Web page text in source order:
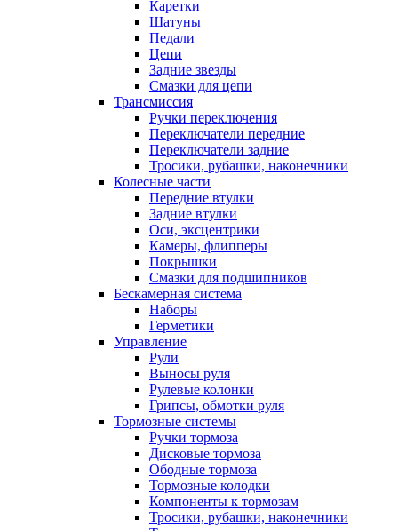
Каретки
Шатуны
Педали
Цепи
Задние звезды
Смазки для цепи
Трансмиссия
Ручки переключения
Переключатели передние
Переключатели задние
Тросики, рубашки, наконечники
Колесные части
Передние втулки
Задние втулки
Оси, эксцентрики
Камеры, флипперы
Покрышки
Смазки для подшипников
Бескамерная система
Наборы
Герметики
Управление
Рули
Выносы руля
Рулевые колонки
Грипсы, обмотки руля
Тормозные системы
Ручки тормоза
Дисковые тормоза
Ободные тормоза
Тормозные колодки
Компоненты к тормозам
Тросики, рубашки, наконечники